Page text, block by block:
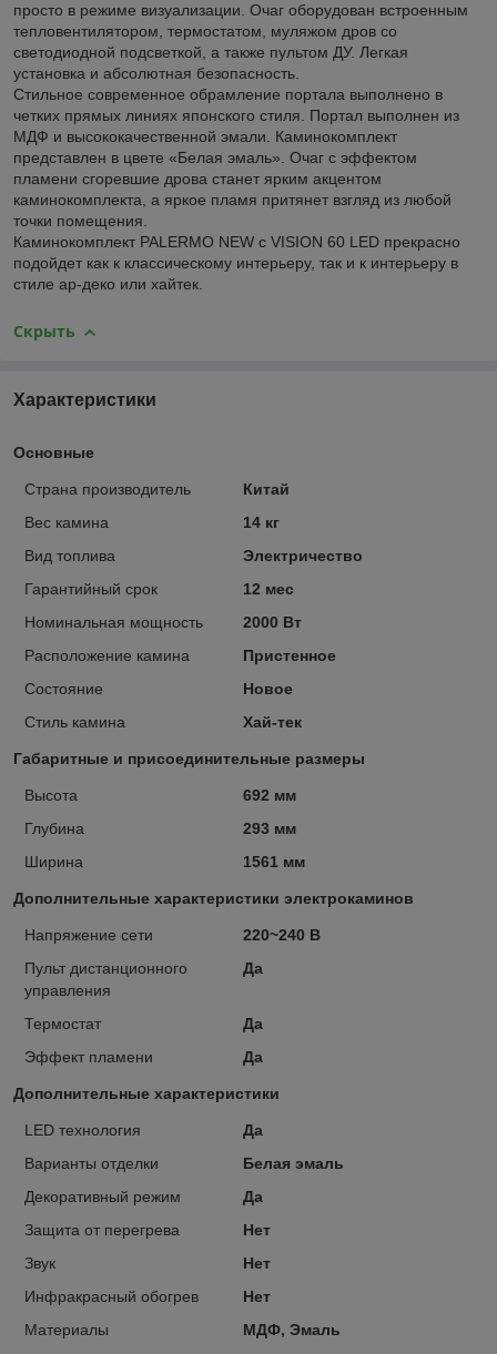
просто в режиме визуализации. Очаг оборудован встроенным
тепловентилятором, термостатом, муляжом дров со
светодиодной подсветкой, а также пультом ДУ. Легкая
установка и абсолютная безопасность.
Стильное современное обрамление портала выполнено в
четких прямых линиях японского стиля. Портал выполнен из
МДФ и высококачественной эмали. Каминокомплект
представлен в цвете «Белая эмаль». Очаг с эффектом
пламени сгоревшие дрова станет ярким акцентом
каминокомплекта, а яркое пламя притянет взгляд из любой
точки помещения.
Каминокомплект PALERMO NEW с VISION 60 LED прекрасно
подойдет как к классическому интерьеру, так и к интерьеру в
стиле ар-деко или хайтек.
Скрыть
Характеристики
Основные
Страна производитель
Китай
Вес камина
14 кг
Вид топлива
Электричество
Гарантийный срок
12 мес
Номинальная мощность
2000 Вт
Расположение камина
Пристенное
Состояние
Новое
Стиль камина
Хай-тек
Габаритные и присоединительные размеры
Высота
692 мм
Глубина
293 мм
Ширина
1561 мм
Дополнительные характеристики электрокаминов
Напряжение сети
220~240 В
Пульт дистанционного
управления
Да
Термостат
Да
Эффект пламени
Да
Дополнительные характеристики
LED технология
Да
Варианты отделки
Белая эмаль
Декоративный режим
Да
Защита от перегрева
Нет
Звук
Нет
Инфракрасный обогрев
Нет
Материалы
МДФ, Эмаль